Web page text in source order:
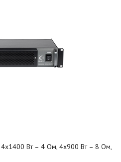
4х1400 Вт – 4 Ом, 4х900 Вт – 8 Ом,